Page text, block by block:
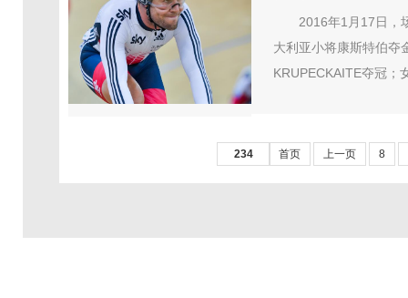
2016年1月17日，
大利亚小将康斯特伯夺
KRUPECKAITE夺冠；
234 首页 上一页 8